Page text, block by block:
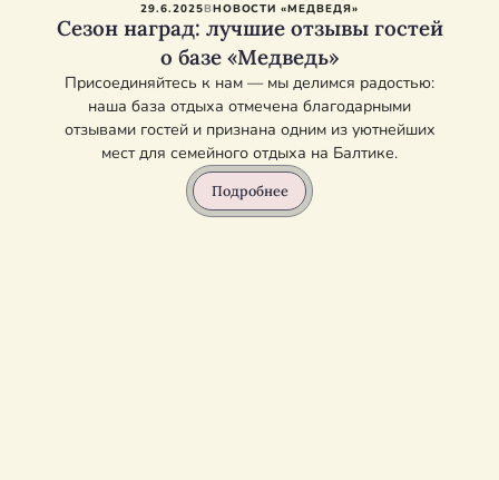
29.6.2025ВНОВОСТИ «МЕДВЕДЯ»
Сезон наград: лучшие отзывы гостей
о базе «Медведь»
Присоединяйтесь к нам — мы делимся радостью:
наша база отдыха отмечена благодарными
отзывами гостей и признана одним из уютнейших
мест для семейного отдыха на Балтике.
Подробнее